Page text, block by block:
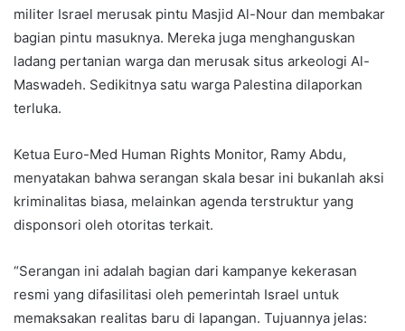
militer Israel merusak pintu Masjid Al-Nour dan membakar
bagian pintu masuknya. Mereka juga menghanguskan
ladang pertanian warga dan merusak situs arkeologi Al-
Maswadeh. Sedikitnya satu warga Palestina dilaporkan
terluka.
Ketua Euro-Med Human Rights Monitor, Ramy Abdu,
menyatakan bahwa serangan skala besar ini bukanlah aksi
kriminalitas biasa, melainkan agenda terstruktur yang
disponsori oleh otoritas terkait.
“Serangan ini adalah bagian dari kampanye kekerasan
resmi yang difasilitasi oleh pemerintah Israel untuk
memaksakan realitas baru di lapangan. Tujuannya jelas: